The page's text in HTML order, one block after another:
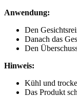
Anwendung:
Den
Danach das
Den
Hinweis:
Kühl und
Das Produkt